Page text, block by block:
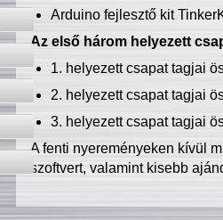
Arduino fejlesztő kit
Az első három helyezett
1. helyezett csapat tagjai
2. helyezett csapat tagjai
3. helyezett csapat tagjai
A fenti nyereményeken kívül
szoftvert, valamint kisebb